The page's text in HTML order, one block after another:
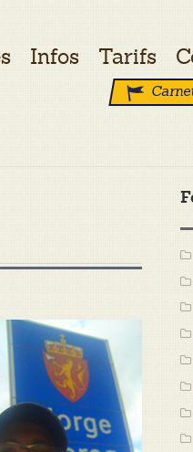
Infos Tarifs